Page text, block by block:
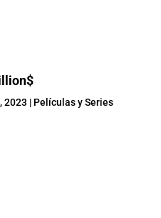
2023| Películas y Series